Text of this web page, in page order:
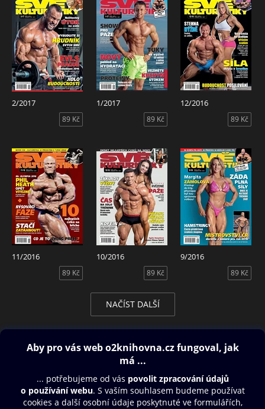
2/2017
89 Kč
1/2017
89 Kč
12/2016
89 Kč
11/2016
89 Kč
10/2016
89 Kč
9/2016
89 Kč
NAČÍST DALŠÍ
Obsah ke stažení
Moje O2 Knihovna